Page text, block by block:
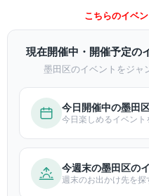
こちらのイベ
現在開催中・開催予定の
墨田区のイベントをジャ
今日開催中の墨田
今日楽しめるイベント
今週末の墨田区の
週末のお出かけ先を探